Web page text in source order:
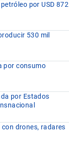
por USD 872
530 mil
por consumo
por Estados
drones, radares